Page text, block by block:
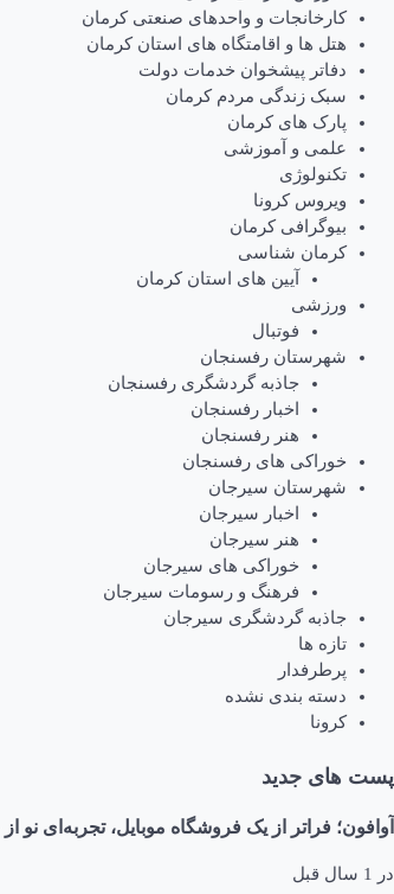
کارخانجات و واحدهای صنعتی کرمان
هتل ها و اقامتگاه های استان کرمان
دفاتر پیشخوان خدمات دولت
سبک زندگی مردم کرمان
پارک های کرمان
علمی و آموزشی
تکنولوژی
ویروس کرونا
بیوگرافی کرمان
کرمان شناسی
آیین های استان کرمان
ورزشی
فوتبال
شهرستان رفسنجان
جاذبه گردشگری رفسنجان
اخبار رفسنجان
هنر رفسنجان
خوراکی های رفسنجان
شهرستان سیرجان
اخبار سیرجان
هنر سیرجان
خوراکی های سیرجان
فرهنگ و رسومات سیرجان
جاذبه گردشگری سیرجان
تازه ها
پرطرفدار
دسته بندی نشده
کرونا
پست های جدید
آوافون؛ فراتر از یک فروشگاه موبایل، تجربه‌ای
در 1 سال قبل